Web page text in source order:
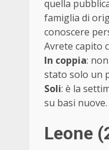
quella
famiglia di
conoscere
Avrete capito
In coppia:
stato solo un
Soli: è la
su basi nuove.
Leone